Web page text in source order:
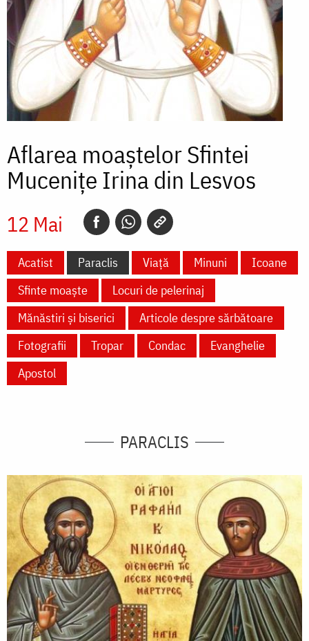
Aflarea moaștelor Sfintei
Mucenițe Irina din Lesvos
12 Mai
Acatist Paraclis Viață Minuni
Icoane
Sfinte moaște
Locuri de pelerinaj
Mănăstiri și biserici
Articole despre sărbătoare
Fotografii
Tropar Condac
Evanghelie
Apostol
PARACLIS